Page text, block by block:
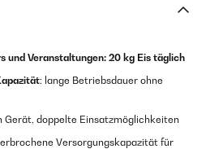
und Veranstaltungen: 20 kg Eis täglich
: lange Betriebsdauer ohne
Gerät, doppelte Einsatzmöglichkeiten
Versorgungskapazität für